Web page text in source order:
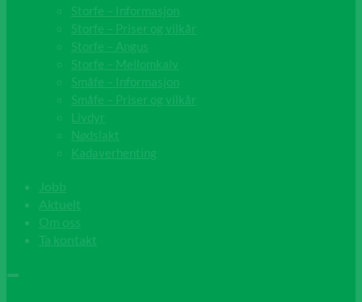
Storfe – Informasjon
Storfe – Priser og vilkår
Storfe – Angus
Storfe – Mellomkalv
Småfe – Informasjon
Småfe – Priser og vilkår
Livdyr
Nødslakt
Kadaverhenting
Jobb
Aktuelt
Om oss
Ta kontakt